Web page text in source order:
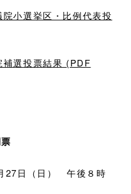
院小選挙区・比例代表投
補選投票結果 (PDF
27日（日） 午後８時